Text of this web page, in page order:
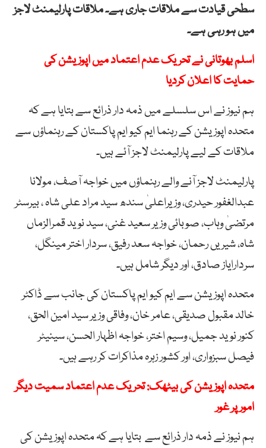
سطحی قیادت سے ملاقات جاری ہے۔ ملاقات پارلیمنٹ لاجز
میں ہو رہی ہے۔
اسلم بھوتانی نے تحریک عدم اعتماد میں اپوزیشن کی
حمایت کا اعلان کردیا
ہم نیوز نے اس سلسلے میں ذمہ دار ذرائع سے بتایا ہے کہ
متحدہ اپوزیشن کے رہنما ایم کیو ایم پاکستان کے رہنماؤں سے
ملاقات کے لیے پارلیمنٹ لاجز آئے ہیں۔
پارلیمنٹ لاجز آنے والے رہنماؤں میں خواجہ آصف، مولانا
عبدالغفور حیدری، وزیراعلیٰ سندھ سید مراد علی شاہ ، بیرسٹر
مرتضیٰ وہاب، صوبائی وزیر سعید غنی، سید نوید قمرالزماں
شاہ، شیریں رحمان، خواجہ سعد رفیق، سردار اختر مینگل،
سردارایاز صادق، اور دیگر شامل ہیں۔
متحدہ اپوزیشن سے ایم کیو ایم پاکستان کی جانب سے ڈاکٹر
خالد مقبول صدیقی، عامر خان، وفاقی وزیر سید امین الحق،
کنور نوید جمیل، وسیم اختر، خواجہ اظہار الحسن، سینیٹر
فیصل سبزواری، اور کشور زہرہ مذاکرات کر رہے ہیں۔
متحدہ اپوزیشن کی بیٹھک: تحریک عدم اعتماد سمیت دیگر
امور پر غور
ہم نیوز نے ذمہ دار ذرائع سے بتایا ہے کہ متحدہ اپوزیشن کی